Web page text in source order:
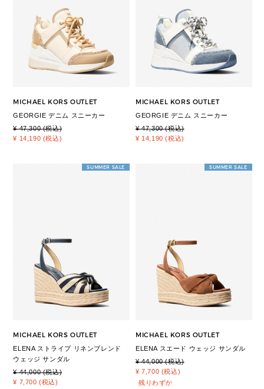
MICHAEL KORS OUTLET
GEORGIE デニム スニーカー
¥ 47,300 (税込)
¥ 14,190 (税込)
MICHAEL KORS OUTLET
GEORGIE デニム スニーカー
¥ 47,300 (税込)
¥ 14,190 (税込)
SUMMER SALE
MICHAEL KORS OUTLET
ELENA ストライプ リネンブレンド
ウェッジ サンダル
¥ 44,000 (税込)
¥ 7,700 (税込)
SUMMER SALE
MICHAEL KORS OUTLET
ELENA スエード ウェッジ サンダル
¥ 44,000 (税込)
¥ 7,700 (税込)
残りわずか